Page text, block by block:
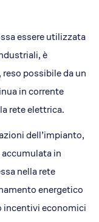
essere utilizzata
è
possibile da un
in corrente
rete elettrica.
dell’impianto,
in
nella rete
energetico
incentivi economici